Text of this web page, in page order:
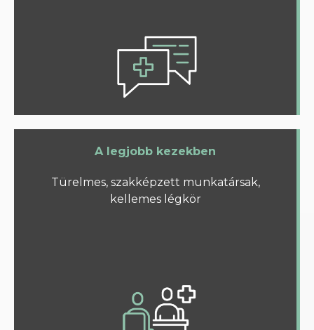
A legjobb kezekben
Türelmes, szakképzett munkatársak,
kellemes légkör